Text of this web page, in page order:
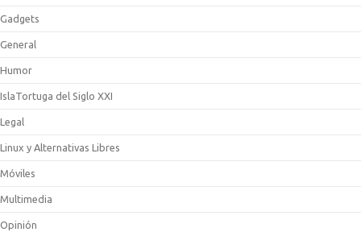
Gadgets
General
Humor
IslaTortuga del Siglo XXI
Legal
Linux y Alternativas Libres
Móviles
Multimedia
Opinión